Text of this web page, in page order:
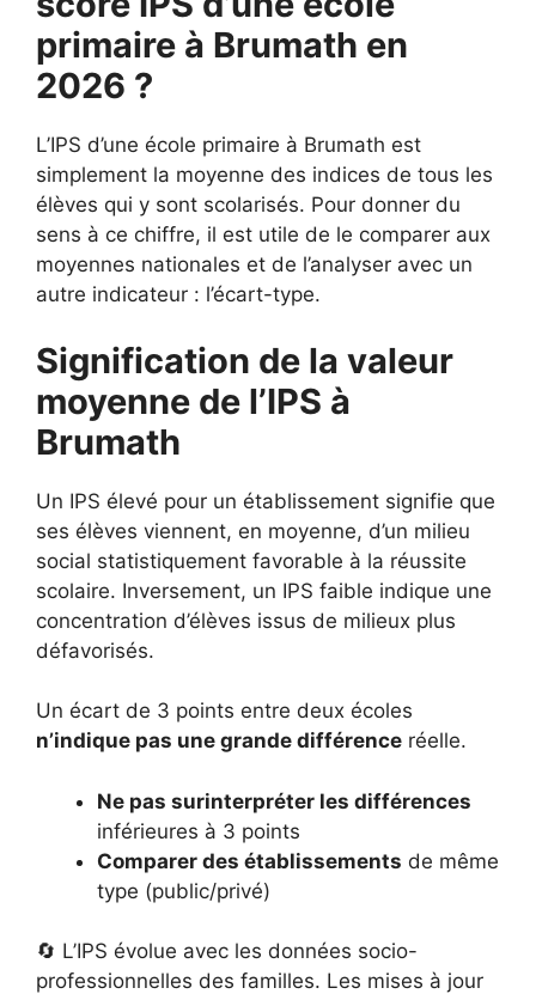
primaire à Brumath en
2026 ?
L’IPS d’une école primaire à Brumath est
simplement la moyenne des indices de tous les
élèves qui y sont scolarisés. Pour donner du
sens à ce chiffre, il est utile de le comparer aux
moyennes nationales et de l’analyser avec un
autre indicateur : l’écart-type.
Signification de la valeur
moyenne de l’IPS à
Brumath
Un IPS élevé pour un établissement signifie que
ses élèves viennent, en moyenne, d’un milieu
social statistiquement favorable à la réussite
scolaire. Inversement, un IPS faible indique une
concentration d’élèves issus de milieux plus
défavorisés.
Un écart de 3 points entre deux écoles
n’indique pas une grande différence réelle.
Ne pas surinterpréter les différences
inférieures à 3 points
Comparer des établissements de même
type (public/privé)
🔄 L’IPS évolue avec les données socio-
professionnelles des familles. Les mises à jour